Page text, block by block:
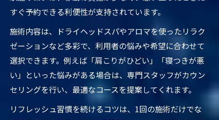
すぐ予約できる利便性が支持されています。
施術内容は、ドライヘッドスパやアロマを使ったリラク
ゼーションなど多彩で、利用者の悩みや希望に合わせて
選択できます。例えば「肩こりがひどい」「寝つきが悪
い」といった悩みがある場合は、専門スタッフがカウン
セリングを行い、最適なコースを提案してくれます。
リフレッシュ習慣を続けるコツは、1回の施術だけでな